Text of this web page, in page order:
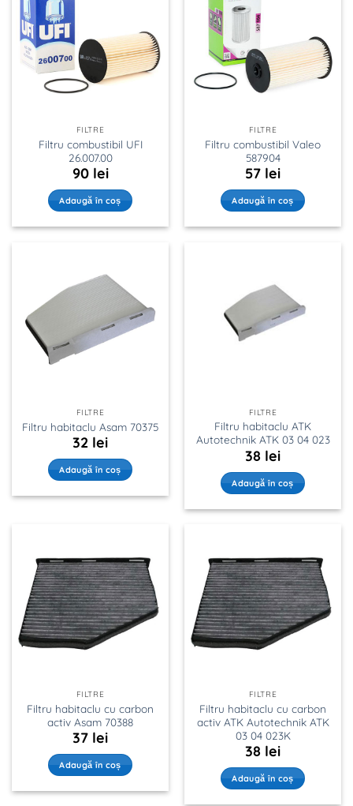
FILTRE
Filtru combustibil UFI
26.007.00
90 lei
Adaugă în coș
FILTRE
Filtru combustibil Valeo
587904
57 lei
Adaugă în coș
FILTRE
Filtru habitaclu Asam 70375
32 lei
Adaugă în coș
FILTRE
Filtru habitaclu ATK
Autotechnik ATK 03 04 023
38 lei
Adaugă în coș
FILTRE
Filtru habitaclu cu carbon
activ Asam 70388
37 lei
Adaugă în coș
FILTRE
Filtru habitaclu cu carbon
activ ATK Autotechnik ATK
03 04 023K
38 lei
Adaugă în coș